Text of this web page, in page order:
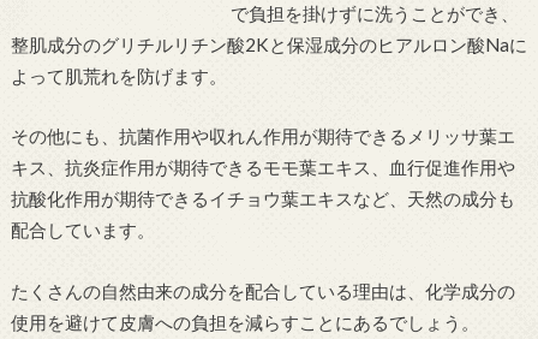
で負担を掛けずに洗うことができ、
整肌成分のグリチルリチン酸2Kと保湿成分のヒアルロン酸Naに
よって肌荒れを防げます。
その他にも、抗菌作用や収れん作用が期待できるメリッサ葉エ
キス、抗炎症作用が期待できるモモ葉エキス、血行促進作用や
抗酸化作用が期待できるイチョウ葉エキスなど、天然の成分も
配合しています。
たくさんの自然由来の成分を配合している理由は、化学成分の
使用を避けて皮膚への負担を減らすことにあるでしょう。